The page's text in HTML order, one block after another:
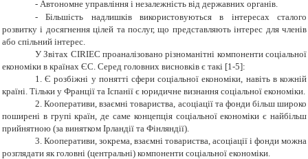
- Автономне управління і незалежність від державних органів.
-
Більшість надлишків використовуються в інтересах сталого
розвитку і досягнення цілей та послуг, що представляють інтерес для членів
або спільний інтерес.
У Звітах CIRIEC проаналізовано різноманітні компоненти соціальної
економіки в країнах ЄС. Серед головних висновків є такі [1-5]:
1. Є розбіжні у понятті сфери соціальної економіки, навіть в кожній
країні. Тільки у Франції та Іспанії є юридичне визнання соціальної економіки.
2. Кооперативи, взаємні товариства, асоціації та фонди більш широко
поширені в групі країн, де саме концепція соціальної економіки є найбільш
прийнятною (за винятком Ірландії та Фінляндії).
3. Кооперативи, зокрема, взаємні товариства, асоціації і фонди можна
розглядати як головні (центральні) компоненти соціальної економіки.